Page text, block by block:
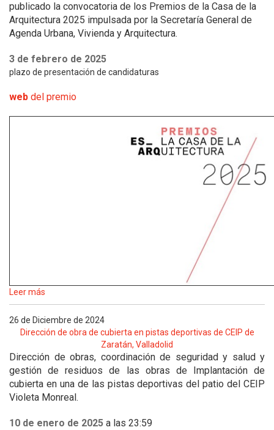
publicado la convocatoria de los Premios de la Casa de la
Arquitectura 2025 impulsada por la Secretaría General de
Agenda Urbana, Vivienda y Arquitectura.
3 de febrero de 2025
plazo de presentación de candidaturas
web del premio
Leer más
26 de Diciembre de 2024
Dirección de obra de cubierta en pistas deportivas de CEIP de
Zaratán, Valladolid
Dirección de obras, coordinación de seguridad y salud y
gestión de residuos de las obras de Implantación de
cubierta en una de las pistas deportivas del patio del CEIP
Violeta Monreal.
10 de enero de 2025 a las 23:59